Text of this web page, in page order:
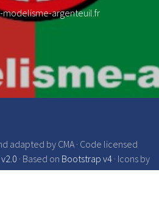
modelisme-argenteuil.fr
adapted by CMA · Code licensed
· Based on Bootstrap v4· Icons by
·GitHub·Buy Me a Game